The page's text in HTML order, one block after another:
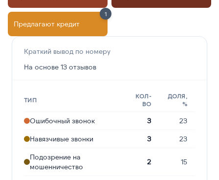
Предлагают кредит
1
Краткий вывод по номеру
На основе 13 отзывов
ТИП
КОЛ-
ВО
ДОЛЯ,
%
Ошибочный звонок 3 23
Навязчивые звонки 3 23
Подозрение на
мошенничество
2 15